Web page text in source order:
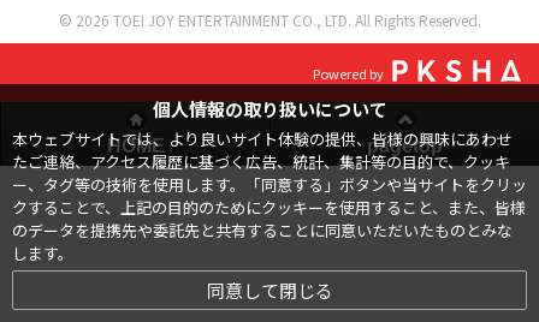
個人情報の取り扱いについて
本ウェブサイトでは、より良いサイト体験の提供、皆様の興味にあわせ
たご連絡、アクセス履歴に基づく広告、統計、集計等の目的で、クッキ
ー、タグ等の技術を使用します。「同意する」ボタンや当サイトをクリッ
クすることで、上記の目的のためにクッキーを使用すること、また、皆様
のデータを提携先や委託先と共有することに同意いただいたものとみな
します。
同意して閉じる
© 2026 TOEI JOY ENTERTAINMENT CO., LTD. All Rights Reserved.
Powered by
HOME pagetop